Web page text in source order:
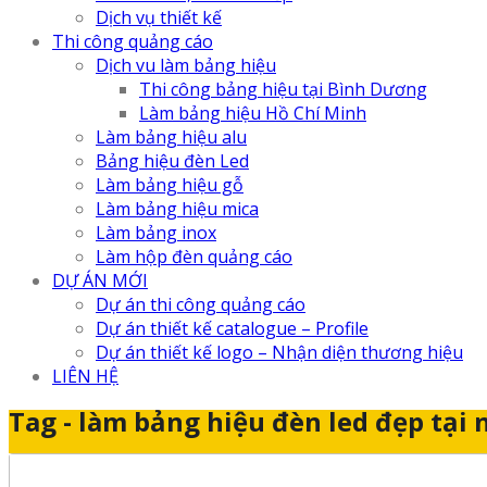
Dịch vụ thiết kế
Thi công quảng cáo
Dịch vu làm bảng hiệu
Thi công bảng hiệu tại Bình Dương
Làm bảng hiệu Hồ Chí Minh
Làm bảng hiệu alu
Bảng hiệu đèn Led
Làm bảng hiệu gỗ
Làm bảng hiệu mica
Làm bảng inox
Làm hộp đèn quảng cáo
DỰ ÁN MỚI
Dự án thi công quảng cáo
Dự án thiết kế catalogue – Profile
Dự án thiết kế logo – Nhận diện thương hiệu
LIÊN HỆ
Tag - làm bảng hiệu đèn led đẹp tại